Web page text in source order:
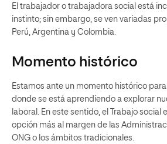
El trabajador o trabajadora social está
instinto; sin embargo, se ven variadas
Perú, Argentina y Colombia.
Momento histórico
Estamos ante un momento histórico para
donde se está aprendiendo a explorar
laboral. En este sentido, el Trabajo social
opción más al margen de las
ONG o los ámbitos tradicionales.